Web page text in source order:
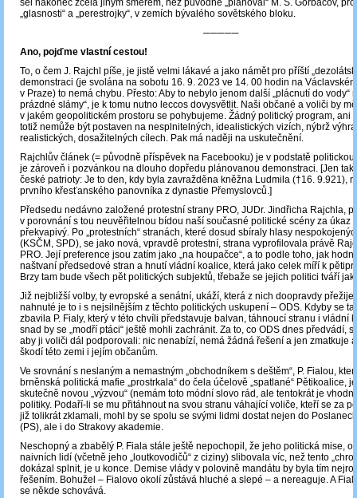
šel nakonec zcela jiným směrem, než původně „plánoval“ M. S. Gorbačov,
„glasnosti“ a „perestrojky“, v zemích bývalého sovětského bloku.
─────
Ano, pojďme vlastní cestou!
To, o čem J. Rajchl píše, je jistě velmi lákavé a jako námět pro příští
demonstraci (je svolána na sobotu 16. 9. 2023 ve 14. 00 hodin na
v Praze) to nemá chybu. Přesto: Aby to nebylo jenom další „plácnutí do vody“
prázdné slámy“, je k tomu nutno leccos dovysvětlit. Naši občané a voliči by
v jakém geopolitickém prostoru se pohybujeme. Žádný politický program, ani
totiž nemůže být postaven na nesplnitelných, idealistických vizích, nýbrž
realistických, dosažitelných cílech. Pak má naději na uskutečnění.
Rajchlův článek (= původně příspěvek na Facebooku) je v podstatě politickou
je zároveň i pozvánkou na dlouho dopředu plánovanou demonstraci. [Jen tak
české patrioty: Je to den, kdy byla zavražděna kněžna Ludmila (†16. 9.921),
prvního křesťanského panovníka z dynastie Přemyslovců.]
Předsedu nedávno založené protestní strany PRO, JUDr. Jindřicha Rajchla,
v porovnání s tou neuvěřitelnou bídou naší současné politické scény za úkaz
překvapivý. Po „protestních“ stranách, které dosud sbíraly hlasy
(KSČM, SPD), se jako nová, vpravdě protestní, strana vyprofilovala právě
PRO. Její preference jsou zatím jako „na houpačce“, a to podle toho, jak
naštvaní předsedové stran a hnutí vládní koalice, která jako celek míří k
Brzy tam bude všech pět politických subjektů, třebaže se jejich politici tváří
Již nejbližší volby, ty evropské a senátní, ukáží, která z nich doopravdy
nahnuté je to i s nejsilnějším z těchto politických uskupení – ODS. Kdyby se
zbavila P. Fialy, který v této chvíli představuje balvan, táhnoucí stranu i vládní
snad by se „modří ptáci“ ještě mohli zachránit. Za to, co ODS dnes předvádí,
aby ji voliči dál podporovali: nic nenabízí, nemá žádná řešení a jen zmatkuje
škodí této zemi i jejím občanům.
Ve srovnání s neslaným a nemastným „obchodníkem s deštěm“, P. Fialou,
brněnská politická mafie „prostrkala“ do čela účelově „spatlané“ Pětikoalice,
skutečně novou „výzvou“ (nemám toto módní slovo rád, ale tentokrát je
politiky. Podaří-li se mu přitáhnout na svou stranu váhající voliče, kteří se za
již tolikrát zklamali, mohl by se spolu se svými lidmi dostat nejen do
(PS), ale i do Strakovy akademie.
Neschopný a zbabělý P. Fiala stále ještě nepochopil, že jeho politická mise,
naivních lidí (včetně jeho „loutkovodičů“ z ciziny) slibovala víc, než tento
dokázal splnit, je u konce. Demise vlády v polovině mandátu by byla tím
řešením. Bohužel – Fialovo okolí zůstává hluché a slepé – a nereaguje. A
se někde schovává.